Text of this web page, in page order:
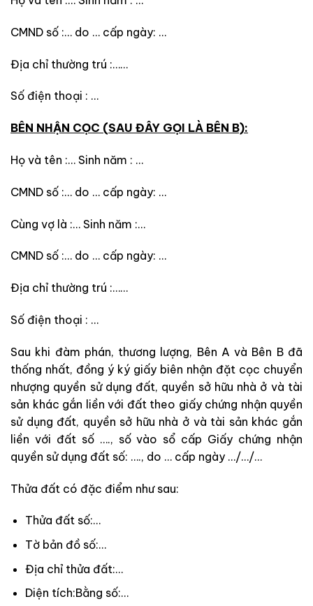
CMND số :… do … cấp ngày: …
Địa chỉ thường trú :……
Số điện thoại : …
BÊN NHẬN CỌC (SAU ĐÂY GỌI LÀ BÊN B):
Họ và tên :… Sinh năm : …
CMND số :… do … cấp ngày: …
Cùng vợ là :… Sinh năm :…
CMND số :… do … cấp ngày: …
Địa chỉ thường trú :……
Số điện thoại : …
Sau khi đàm phán, thương lượng, Bên A và Bên B đã
thống nhất, đồng ý ký giấy biên nhận đặt cọc chuyển
nhượng quyền sử dụng đất, quyền sở hữu nhà ở và tài
sản khác gắn liền với đất theo giấy chứng nhận quyền
sử dụng đất, quyền sở hữu nhà ở và tài sản khác gắn
liền với đất số …., số vào sổ cấp Giấy chứng nhận
quyền sử dụng đất số: …., do … cấp ngày …/…/…
Thửa đất có đặc điểm như sau:
Thửa đất số:…
Tờ bản đồ số:…
Địa chỉ thửa đất:…
Diện tích:Bằng số:…